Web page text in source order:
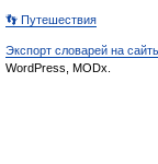
👣 Путешествия
Экспорт словарей на
WordPress, MODx.